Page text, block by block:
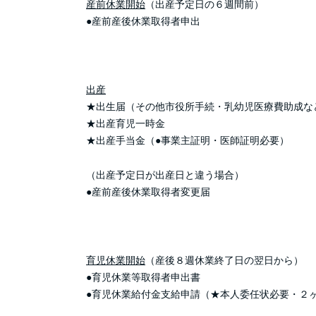
産前休業開始 （出産予定日の６週間前）
●産前産後休業取得者申出
出産
★出生届（その他市役所手続・乳幼児医療費助成な
★出産育児一時金
★出産手当金（●事業主証明・医師証明必要）
（出産予定日が出産日と違う場合）
●産前産後休業取得者変更届
育児休業開始 （産後８週休業終了日の翌日から）
●育児休業等取得者申出書
●育児休業給付金支給申請（★本人委任状必要・２